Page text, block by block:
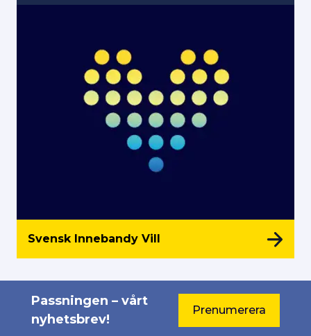
Svensk Innebandy Vill
Passningen – vårt
nyhetsbrev!
Prenumerera